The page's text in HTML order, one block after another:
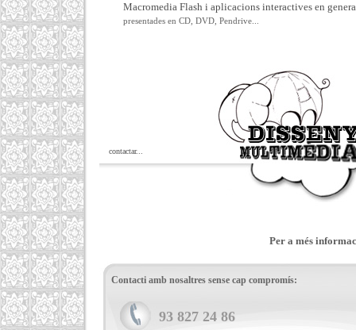
Macromedia Flash i aplicacions interactives en
presentades en CD, DVD, Pendrive...
contactar...
Per a més
Contacti amb nosaltres sense cap compromís:
93 827 24 86